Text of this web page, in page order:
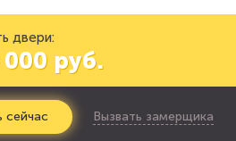
двери:
000 руб.
сейчас Вызвать замерщика